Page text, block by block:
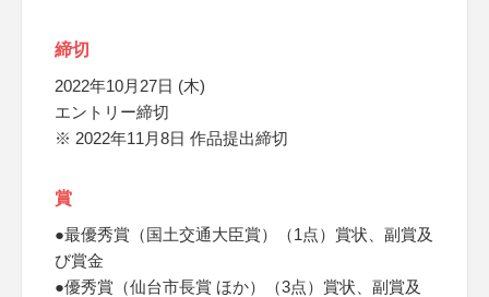
締切
2022年10月27日 (木)
エントリー締切
※ 2022年11月8日 作品提出締切
賞
●最優秀賞（国土交通大臣賞）（1点）賞状、副賞及
び賞金
●優秀賞（仙台市長賞 ほか）（3点）賞状、副賞及